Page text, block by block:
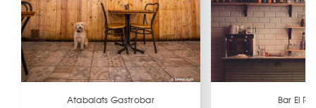
Atabalats Gastrobar Bar El